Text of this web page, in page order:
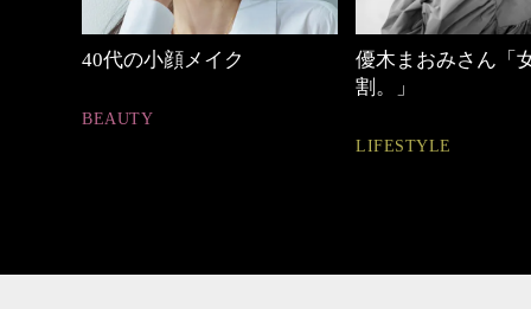
優木まおみさん「女の時間
心地よくいられる
とは
FASHION